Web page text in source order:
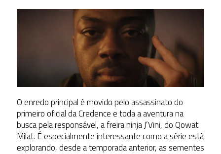
O enredo principal é movido pelo assassinato do
primeiro oficial da Credence e toda a aventura na
busca pela responsável, a freira ninja J’Vini, do Qowat
Milat. É especialmente interessante como a série está
explorando, desde a temporada anterior, as sementes